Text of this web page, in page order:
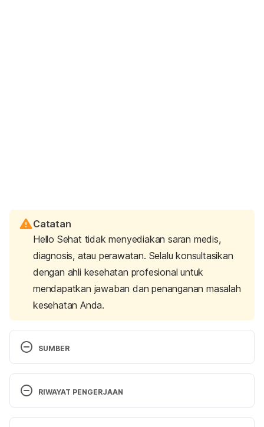
Catatan
Hello Sehat tidak menyediakan saran medis,
diagnosis, atau perawatan. Selalu konsultasikan
dengan ahli kesehatan profesional untuk
mendapatkan jawaban dan penanganan masalah
kesehatan Anda.
SUMBER
Why Are All-Nighters Harmful? Retrieved 24 May
RIWAYAT PENGERJAAN